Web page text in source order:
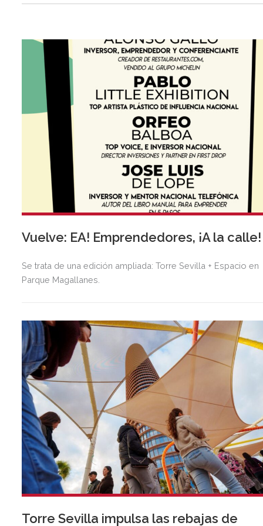
Vuelve: EA! Emprendedores, ¡A la calle!
Se trata de una edición ampliada: Torre Sevilla + Espacio en
Parque Magallanes.
Torre Sevilla impulsa las rebajas de